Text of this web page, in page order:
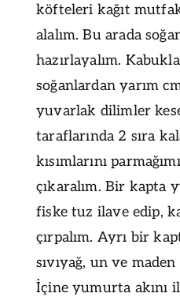
köfteleri kağıt
alalım. Bu arada
hazırlayalım.
soğanlardan yarım
yuvarlak dilimler
taraflarında 2 sıra
kısımlarını
çıkaralım. Bir kapta
fiske tuz ilave edip,
çırpalım. Ayrı bir
sıvıyağ, un ve
İçine yumurta akını